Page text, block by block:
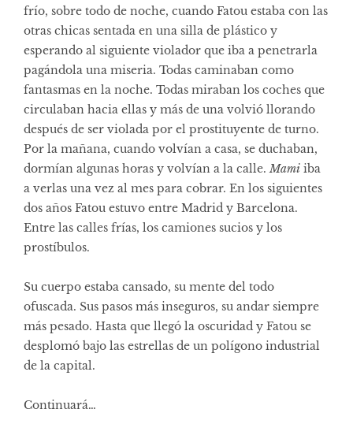
frío, sobre todo de noche, cuando Fatou estaba con las
otras chicas sentada en una silla de plástico y
esperando al siguiente violador que iba a penetrarla
pagándola una miseria. Todas caminaban como
fantasmas en la noche. Todas miraban los coches que
circulaban hacia ellas y más de una volvió llorando
después de ser violada por el prostituyente de turno.
Por la mañana, cuando volvían a casa, se duchaban,
dormían algunas horas y volvían a la calle.Mami iba
a verlas una vez al mes para cobrar. En los siguientes
dos años Fatou estuvo entre Madrid y Barcelona.
Entre las calles frías, los camiones sucios y los
prostíbulos.
Su cuerpo estaba cansado, su mente del todo
ofuscada. Sus pasos más inseguros, su andar siempre
más pesado. Hasta que llegó la oscuridad y Fatou se
desplomó bajo las estrellas de un polígono industrial
de la capital.
Continuará…